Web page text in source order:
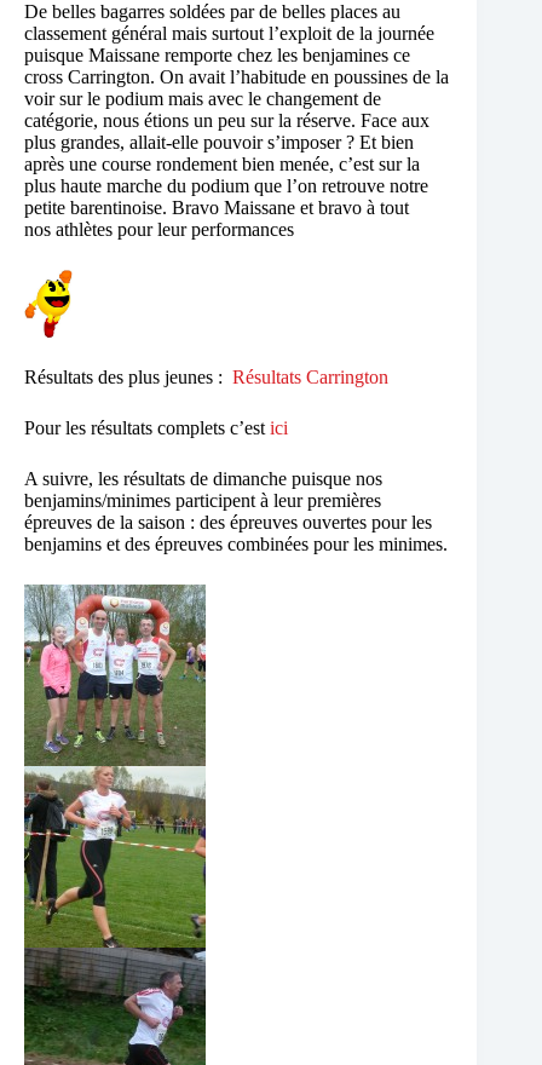
De belles bagarres soldées par de belles places au
classement général mais surtout l’exploit de la journée
puisque Maissane remporte chez les benjamines ce
cross Carrington. On avait l’habitude en poussines de la
voir sur le podium mais avec le changement de
catégorie, nous étions un peu sur la réserve. Face aux
plus grandes, allait-elle pouvoir s’imposer ? Et bien
après une course rondement bien menée, c’est sur la
plus haute marche du podium que l’on retrouve notre
petite barentinoise. Bravo Maissane et bravo à tout
nos athlètes pour leur performances
Résultats des plus jeunes : Résultats Carrington
Pour les résultats complets c’est ici
A suivre, les résultats de dimanche puisque nos
benjamins/minimes participent à leur premières
épreuves de la saison : des épreuves ouvertes pour les
benjamins et des épreuves combinées pour les minimes.